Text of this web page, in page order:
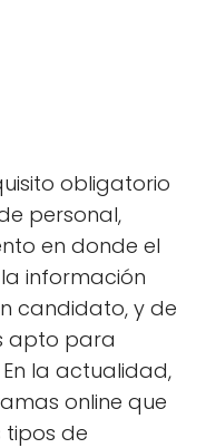
obligatorio
personal,
en donde el
información
candidato, y de
apto para
la actualidad,
online que
tipos de